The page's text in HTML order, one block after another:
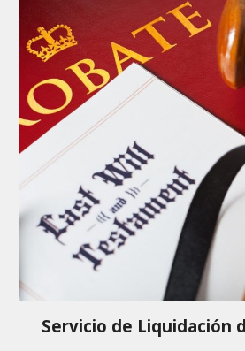
Servicio de Liquidación